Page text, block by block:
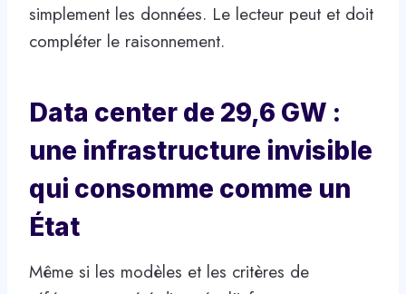
simplement les données. Le lecteur peut et doit
compléter le raisonnement.
Data center de 29,6 GW :
une infrastructure invisible
qui consomme comme un
État
Même si les modèles et les critères de